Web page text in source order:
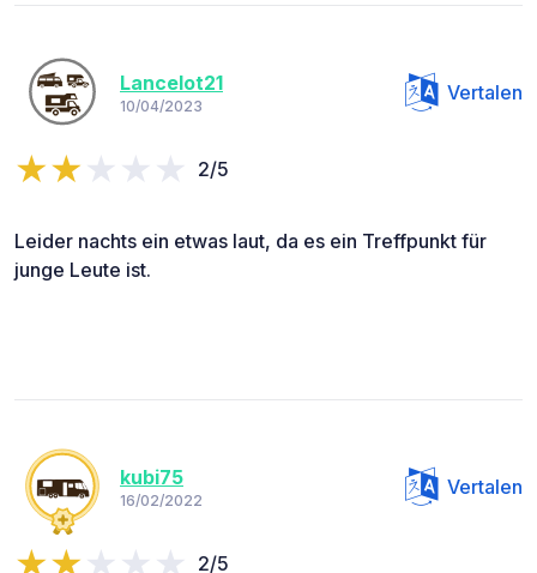
Lancelot21
10/04/2023
Vertalen
2/5
Leider nachts ein etwas laut, da es ein Treffpunkt für
junge Leute ist.
kubi75
16/02/2022
Vertalen
2/5